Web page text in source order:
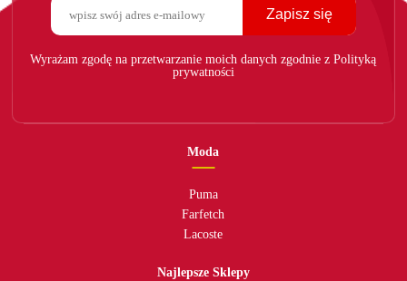
Zapisz się
Wyrażam zgodę na przetwarzanie moich danych zgodnie z Polityką
prywatności
Moda
Puma
Farfetch
Lacoste
Najlepsze Sklepy